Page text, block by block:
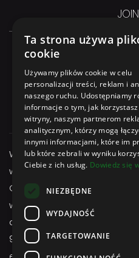
GLIWICKA 3 Street,
+48 544
Właścicielem serwisu jest
w Centralnej Ewidencji i
Gospodarczej, posiadającą
wykonywania działalności: ul.
adres do doręczeń: ul.
9691657255, REGON:
Ta strona używa
cookie
Używamy plików cookie w celu
personalizacji treści, reklam i
naszego ruchu. Udostępniamy
informacje o tym, jak
witryny, naszym partnerom
analitycznym, którzy mogą
innymi informacjami, które im
lub które zebrali w wyniku
Ciebie z ich usług. Dowiedz się
NIEZBĘDNE
WYDAJNOŚĆ
TARGETOWANIE